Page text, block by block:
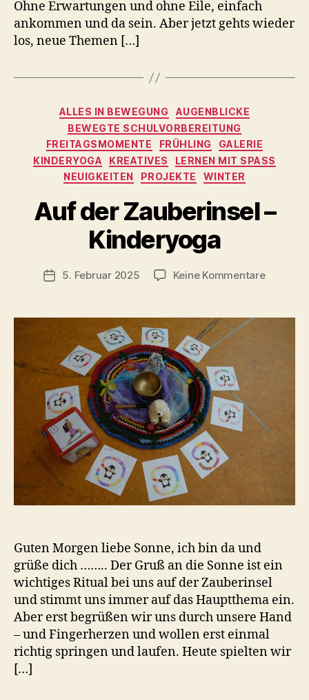
Ohne Erwartungen und ohne Eile, einfach
ankommen und da sein. Aber jetzt gehts wieder
los, neue Themen […]
Kategorien
ALLES IN BEWEGUNG
AUGENBLICKE
BEWEGTE SCHULVORBEREITUNG
FREITAGSMOMENTE
FRÜHLING
GALERIE
KINDERYOGA
KREATIVES
LERNEN MIT SPASS
NEUIGKEITEN
PROJEKTE WINTER
Auf der Zauberinsel –
Kinderyoga
Beitragsautor
V
o
n
C
ri
Veröffentlichungsdatum
5. Februar 2025 Keine Kommentarezu
Guten Morgen liebe Sonne, ich bin da und
grüße dich …….. Der Gruß an die Sonne ist ein
wichtiges Ritual bei uns auf der Zauberinsel
und stimmt uns immer auf das Hauptthema ein.
Aber erst begrüßen wir uns durch unsere Hand
– und Fingerherzen und wollen erst einmal
richtig springen und laufen. Heute spielten wir
[…]